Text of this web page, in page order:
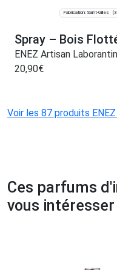
Fabrication: Saint-Gilles
Spray – Bois
ENEZ Artisan Laborantin
20,90€
Voir les 87 produits
Ces parfums
vous intéresser